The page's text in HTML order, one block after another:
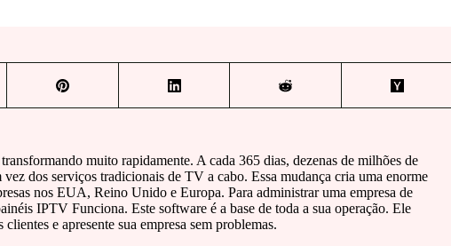
muito rapidamente. A cada 365 dias, dezenas de milhões de
dos serviços tradicionais de TV a cabo. Essa mudança cria uma enorme
nos EUA, Reino Unido e Europa. Para administrar uma empresa de
IPTV Funciona. Este software é a base de toda a sua operação. Ele
e apresente sua empresa sem problemas.